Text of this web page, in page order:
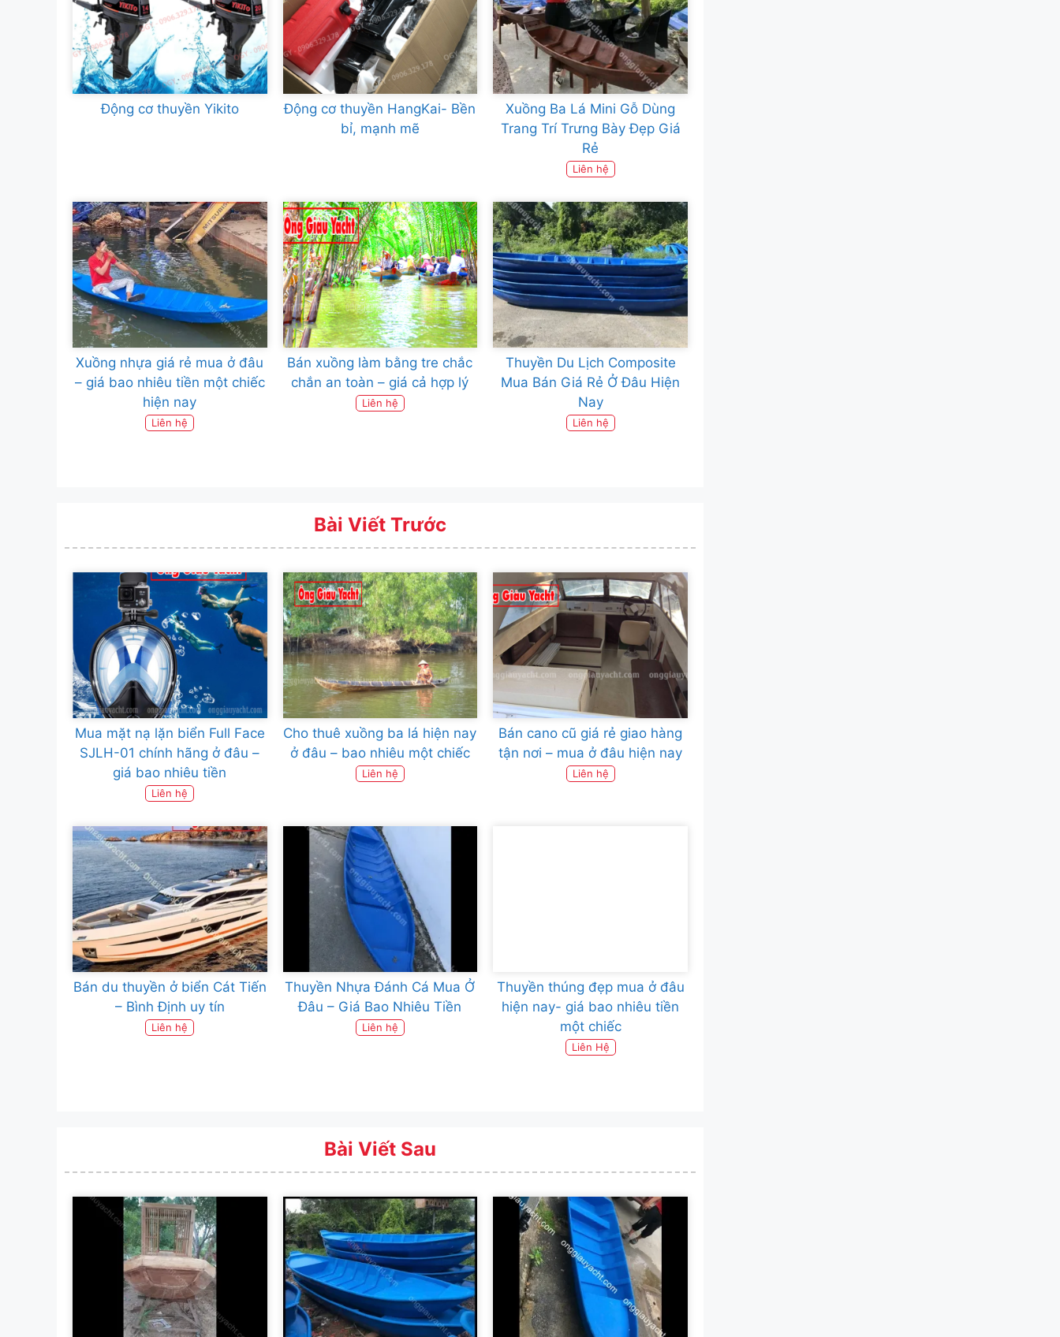
Động cơ thuyền Yikito
Động cơ thuyền HangKai- Bền
bỉ, mạnh mẽ
Xuồng Ba Lá Mini Gỗ Dùng
Trang Trí Trưng Bày Đẹp Giá
Rẻ
Liên hệ
Xuồng nhựa giá rẻ mua ở đâu
– giá bao nhiêu tiền một chiếc
hiện nay
Liên hệ
Bán xuồng làm bằng tre chắc
chắn an toàn – giá cả hợp lý
Liên hệ
Thuyền Du Lịch Composite
Mua Bán Giá Rẻ Ở Đâu Hiện
Nay
Liên hệ
Bài Viết Trước
Mua mặt nạ lặn biển Full Face
SJLH-01 chính hãng ở đâu –
giá bao nhiêu tiền
Liên hệ
Cho thuê xuồng ba lá hiện nay
ở đâu – bao nhiêu một chiếc
Liên hệ
Bán cano cũ giá rẻ giao hàng
tận nơi – mua ở đâu hiện nay
Liên hệ
Bán du thuyền ở biển Cát Tiến
– Bình Định uy tín
Liên hệ
Thuyền Nhựa Đánh Cá Mua Ở
Đâu – Giá Bao Nhiêu Tiền
Liên hệ
Thuyền thúng đẹp mua ở đâu
hiện nay- giá bao nhiêu tiền
một chiếc
Liên Hệ
Bài Viết Sau